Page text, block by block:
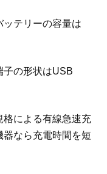
ッテリーの容量は
子の形状はUSB
による有線急速充
なら充電時間を短